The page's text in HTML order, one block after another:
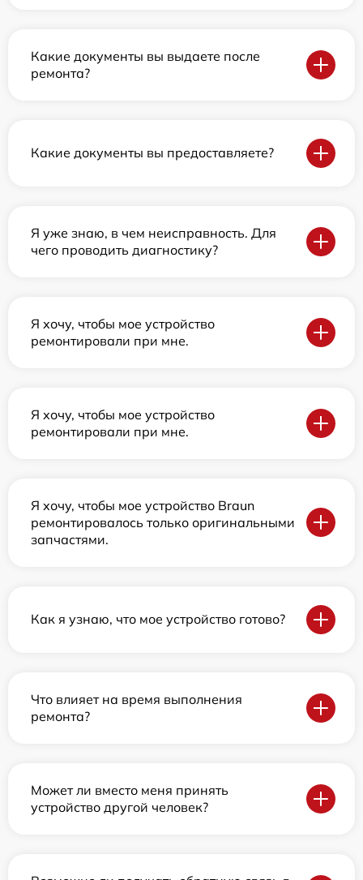
Какие документы вы выдаете после
ремонта?
Какие документы вы предоставляете?
Я уже знаю, в чем неисправность. Для
чего проводить диагностику?
Я хочу, чтобы мое устройство
ремонтировали при мне.
Я хочу, чтобы мое устройство
ремонтировали при мне.
Я хочу, чтобы мое устройство Braun
ремонтировалось только оригинальными
запчастями.
Как я узнаю, что мое устройство готово?
Что влияет на время выполнения
ремонта?
Может ли вместо меня принять
устройство другой человек?